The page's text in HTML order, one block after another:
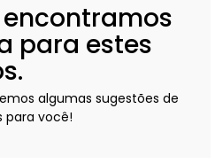
encontramos
para estes
algumas sugestões de
para você!